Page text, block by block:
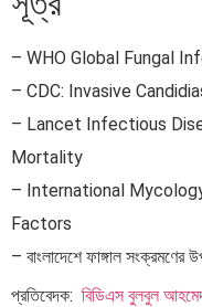
– WHO Global Fungal
– CDC: Invasive
– Lancet Infectious
Mortality
– International
Factors
– বাংলাদেশে ফাঙ্গাল
প্রতিবেদক: বিডিএস বুলবুল